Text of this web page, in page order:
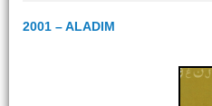
2001 – ALADIM